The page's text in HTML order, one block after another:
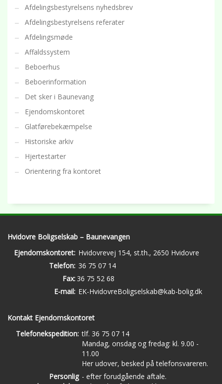
Afdelingsbestyrelsens nyhedsbrev
Afdelingsbestyrelsens referater
Afdelingsmøde
Affaldssystem
Beboerhus
Beboerinformation
Det sker i Baunevang
Ejendomskontoret
Glatførebekæmpelse
Historiske arkiv
Hjertestarter
Orientering fra kontoret
Hvidovre Boligselskab – Baunevangen
Ejendomskontoret: Hvidovrevej 154, st.th., 2650 Hvidovre
Telefon: 36 75 07 14
Fax: 36 75 52 68
E-mail: EK-HvidovreBoligselskab@kab-bolig.dk
Kontakt Ejendomskontoret
Telefonekspedition: tlf. 36 75 07 14
Mandag, onsdag og fredag: kl. 9.00 -
11.00
Her udover, besked på telefonsvareren.
Personlig - efter forudgående aftale.